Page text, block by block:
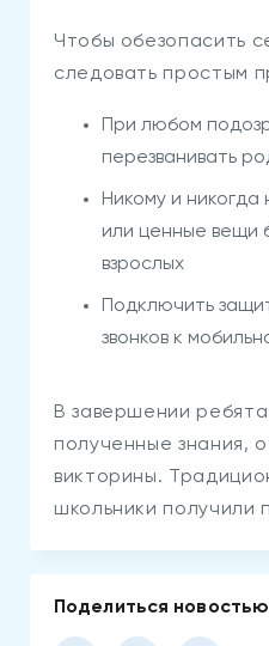
Чтобы обезопасить
следовать простым
При любом
перезванивать
Никому и никогда
или ценные вещи
взрослых
Подключить
звонков к
В завершении
полученные знания,
викторины.
школьники получили
Поделиться